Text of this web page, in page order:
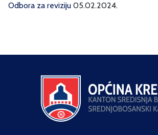
Odbora za reviziju 05.02.2024.